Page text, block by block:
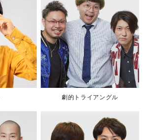
劇的トライアングル